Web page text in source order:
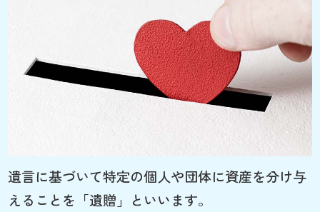
遺言に基づいて特定の個人や団体に資産を分け与
えることを「遺贈」といいます。